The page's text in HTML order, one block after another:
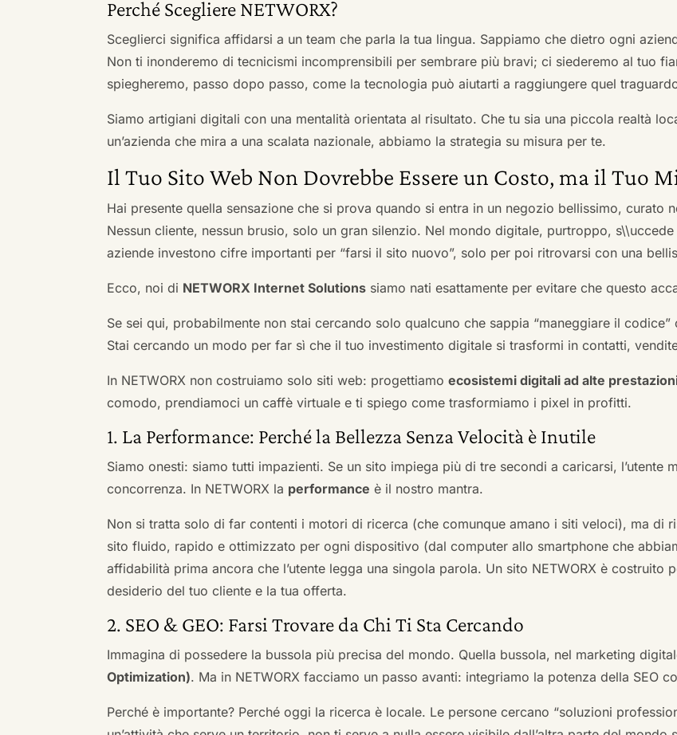
Perché Scegliere NETWORX?
Sceglierci significa affidarsi a un team che parla la tua lingua. Sappiamo che dietro ogni
Non ti inonderemo di tecnicismi incomprensibili per sembrare più bravi; ci siederemo al tuo
spiegheremo, passo dopo passo, come la tecnologia può aiutarti a raggiungere quel
Siamo artigiani digitali con una mentalità orientata al risultato. Che tu sia una piccola realtà
un’azienda che mira a una scalata nazionale, abbiamo la strategia su misura per te.
Il Tuo Sito Web Non Dovrebbe Essere un Costo, ma il Tuo
Hai presente quella sensazione che si prova quando si entra in un negozio bellissimo, curato
Nessun cliente, nessun brusio, solo un gran silenzio. Nel mondo digitale, purtroppo,
aziende investono cifre importanti per “farsi il sito nuovo”, solo per poi ritrovarsi con una
Ecco, noi di NETWORX Internet Solutions siamo nati esattamente per evitare che questo
Se sei qui, probabilmente non stai cercando solo qualcuno che sappia “maneggiare il
Stai cercando un modo per far sì che il tuo investimento digitale si trasformi in contatti,
In NETWORX non costruiamo solo siti web: progettiamoecosistemi digitali ad alte
comodo, prendiamoci un caffè virtuale e ti spiego come trasformiamo i pixel in profitti.
1. La Performance: Perché la Bellezza Senza Velocità è Inutile
Siamo onesti: siamo tutti impazienti. Se un sito impiega più di tre secondi a caricarsi, l’utente
concorrenza. In NETWORX la performance è il nostro mantra.
Non si tratta solo di far contenti i motori di ricerca (che comunque amano i siti veloci), ma di
sito fluido, rapido e ottimizzato per ogni dispositivo (dal computer allo smartphone che
affidabilità prima ancora che l’utente legga una singola parola. Un sito NETWORX è
desiderio del tuo cliente e la tua offerta.
2. SEO & GEO: Farsi Trovare da Chi Ti Sta Cercando
Immagina di possedere la bussola più precisa del mondo. Quella bussola, nel marketing
Optimization). Ma in NETWORX facciamo un passo avanti: integriamo la potenza della SEO
Perché è importante? Perché oggi la ricerca è locale. Le persone cercano “soluzioni